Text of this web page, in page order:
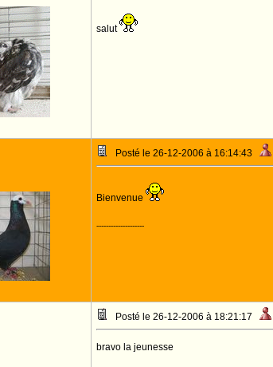
salut
Posté le 26-12-2006 à 16:14:43
Bienvenue
--------------------
Posté le 26-12-2006 à 18:21:17
bravo la jeunesse